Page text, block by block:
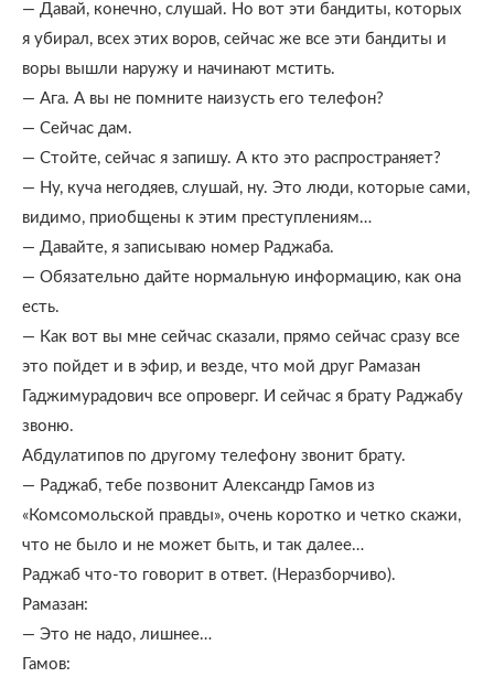
— Давай, конечно, слушай. Но вот эти бандиты, которых
я убирал, всех этих воров, сейчас же все эти бандиты и
воры вышли наружу и начинают мстить.
— Ага. А вы не помните наизусть его телефон?
— Сейчас дам.
— Стойте, сейчас я запишу. А кто это распространяет?
— Ну, куча негодяев, слушай, ну. Это люди, которые сами,
видимо, приобщены к этим преступлениям…
— Давайте, я записываю номер Раджаба.
— Обязательно дайте нормальную информацию, как она
есть.
— Как вот вы мне сейчас сказали, прямо сейчас сразу все
это пойдет и в эфир, и везде, что мой друг Рамазан
Гаджимурадович все опроверг. И сейчас я брату Раджабу
звоню.
Абдулатипов по другому телефону звонит брату.
— Раджаб, тебе позвонит Александр Гамов из
«Комсомольской правды», очень коротко и четко скажи,
что не было и не может быть, и так далее…
Раджаб что-то говорит в ответ. (Неразборчиво).
Рамазан:
— Это не надо, лишнее…
Гамов: